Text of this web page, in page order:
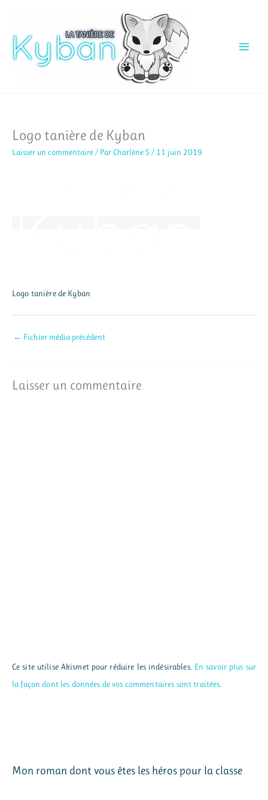
contenu
Logo tanière de Kyban
Laisser un commentaire / Par Charlène S / 11 juin 2019
Logo tanière de Kyban
← Fichier média précédent
Laisser un commentaire
Ce site utilise Akismet pour réduire les indésirables. En savoir plus sur
la façon dont les données de vos commentaires sont traitées.
Mon roman dont vous êtes les héros pour la classe